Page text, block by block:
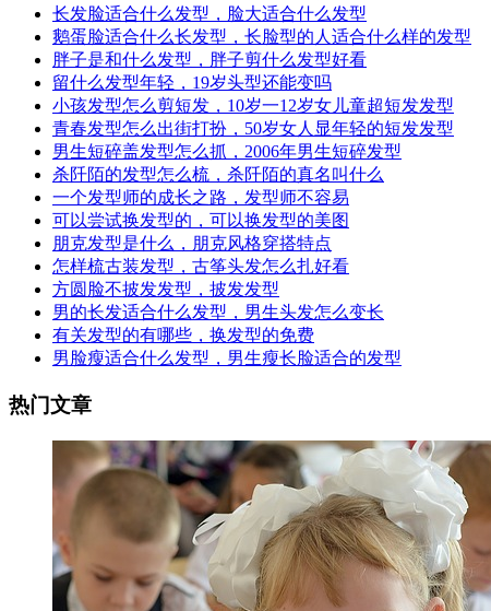
长发脸适合什么发型，脸大适合什么发型
鹅蛋脸适合什么长发型，长脸型的人适合什么样的发型
胖子是和什么发型，胖子剪什么发型好看
留什么发型年轻，19岁头型还能变吗
小孩发型怎么剪短发，10岁一12岁女儿童超短发发型
青春发型怎么出街打扮，50岁女人显年轻的短发发型
男生短碎盖发型怎么抓，2006年男生短碎发型
杀阡陌的发型怎么梳，杀阡陌的真名叫什么
一个发型师的成长之路，发型师不容易
可以尝试换发型的，可以换发型的美图
朋克发型是什么，朋克风格穿搭特点
怎样梳古装发型，古筝头发怎么扎好看
方圆脸不披发发型，披发发型
男的长发适合什么发型，男生头发怎么变长
有关发型的有哪些，换发型的免费
男脸瘦适合什么发型，男生瘦长脸适合的发型
热门文章